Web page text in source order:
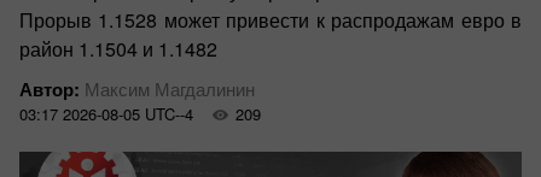
Прорыв 1.1528 может привести к распродажам евро в
район 1.1504 и 1.1482
Автор: Максим Магдалинин
03:17 2026-08-05 UTC--4 209